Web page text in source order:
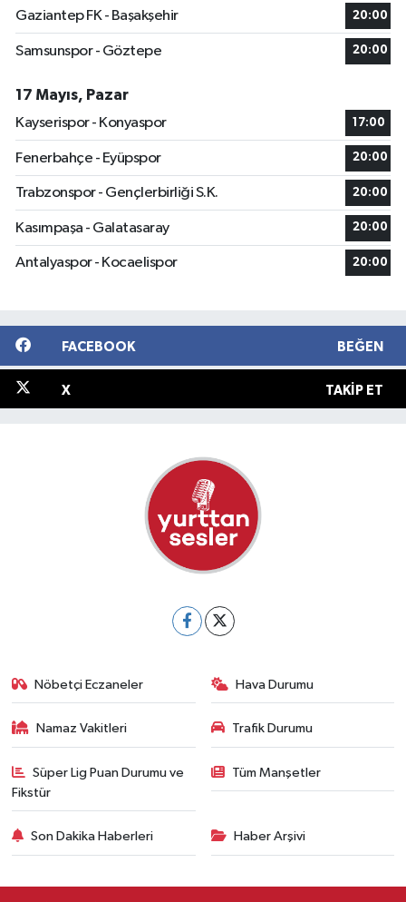
Gaziantep FK - Başakşehir 20:00
Samsunspor - Göztepe 20:00
17 Mayıs, Pazar
Kayserispor - Konyaspor
17:00
Fenerbahçe - Eyüpspor 20:00
Trabzonspor - Gençlerbirliği S.K. 20:00
Kasımpaşa - Galatasaray 20:00
Antalyaspor - Kocaelispor 20:00
FACEBOOK BEĞEN
X TAKIP ET
Nöbetçi Eczaneler Hava Durumu
Namaz Vakitleri Trafik Durumu
Süper Lig Puan Durumu ve
Fikstür
Tüm Manşetler
Son Dakika Haberleri Haber Arşivi